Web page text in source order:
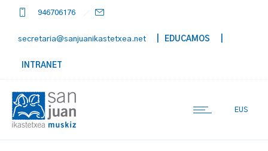
946706176
secretaria@sanjuanikastetxea.net | EDUCAMOS
INTRANET
EUS